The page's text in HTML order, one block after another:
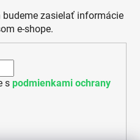
zasielať informácie
e-shope.
s podmienkami ochrany